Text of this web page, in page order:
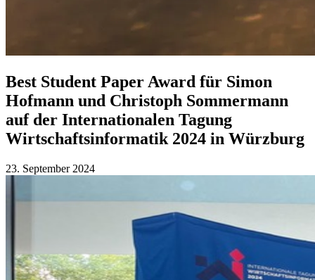
Best Student Paper Award für Simon
Hofmann und Christoph Sommermann
auf der Internationalen Tagung
Wirtschaftsinformatik 2024 in Würzburg
23. September 2024